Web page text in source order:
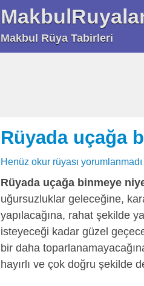
Makbul Rüya Tabirleri
Rüyada uçağa
Henüz okur rüyası
Rüyada uçağa binmeye
uğursuzluklar geleceğine,
yapılacağına, rahat şekilde
isteyeceği kadar güzel
bir daha
hayırlı ve çok doğru şekilde